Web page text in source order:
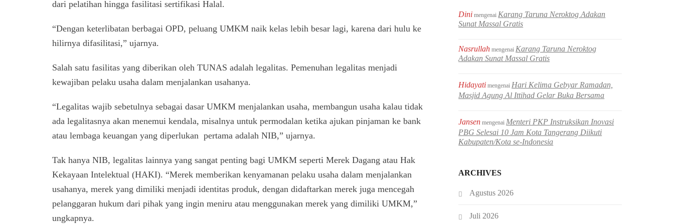
dari pelatihan hingga fasilitasi sertifikasi Halal.
“Dengan keterlibatan berbagai OPD, peluang UMKM naik kelas lebih besar lagi, karena dari hulu ke
hilirnya difasilitasi,” ujarnya.
Salah satu fasilitas yang diberikan oleh TUNAS adalah legalitas. Pemenuhan legalitas menjadi
kewajiban pelaku usaha dalam menjalankan usahanya.
“Legalitas wajib sebetulnya sebagai dasar UMKM menjalankan usaha, membangun usaha kalau tidak
ada legalitasnya akan menemui kendala, misalnya untuk permodalan ketika ajukan pinjaman ke bank
atau lembaga keuangan yang diperlukan pertama adalah NIB,” ujarnya.
Tak hanya NIB, legalitas lainnya yang sangat penting bagi UMKM seperti Merek Dagang atau Hak
Kekayaan Intelektual (HAKI). “Merek memberikan kenyamanan pelaku usaha dalam menjalankan
usahanya, merek yang dimiliki menjadi identitas produk, dengan didaftarkan merek juga mencegah
pelanggaran hukum dari pihak yang ingin meniru atau menggunakan merek yang dimiliki UMKM,”
ungkapnya.
Dini mengenaiKarang Taruna Neroktog Adakan
Sunat Massal Gratis
Nasrullah mengenaiKarang Taruna Neroktog
Adakan Sunat Massal Gratis
Hidayati mengenaiHari Kelima Gebyar Ramadan,
Masjid Agung Al Ittihad Gelar Buka Bersama
Jansen mengenaiMenteri PKP Instruksikan Inovasi
PBG Selesai 10 Jam Kota Tangerang Diikuti
Kabupaten/Kota se-Indonesia
ARCHIVES
Agustus 2026
Juli 2026